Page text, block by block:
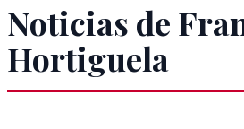
Noticias de
Hortiguela